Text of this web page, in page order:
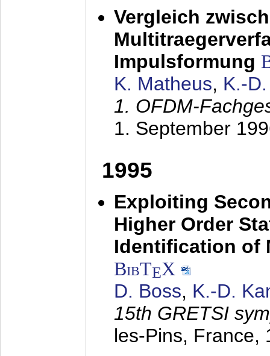
Vergleich
Impulsformung
K. Matheus, K.-
1. OFDM-
1. September
1995
Exploiting
Higher Order
Identification of
BibTEX
D. Boss, K.-D.
15th GRETSI
les-Pins, France,